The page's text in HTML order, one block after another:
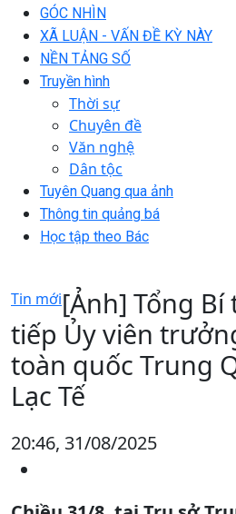
GÓC NHÌN
XÃ LUẬN - VẤN ĐỀ KỲ NÀY
NỀN TẢNG SỐ
Truyền hình
Thời sự
Chuyên đề
Văn nghệ
Dân tộc
Tuyên Quang qua ảnh
Thông tin quảng bá
Học tập theo Bác
Tin mới[Ảnh] Tổng Bí
tiếp Ủy viên
toàn quốc Trung
Lạc Tế
20:46, 31/08/2025